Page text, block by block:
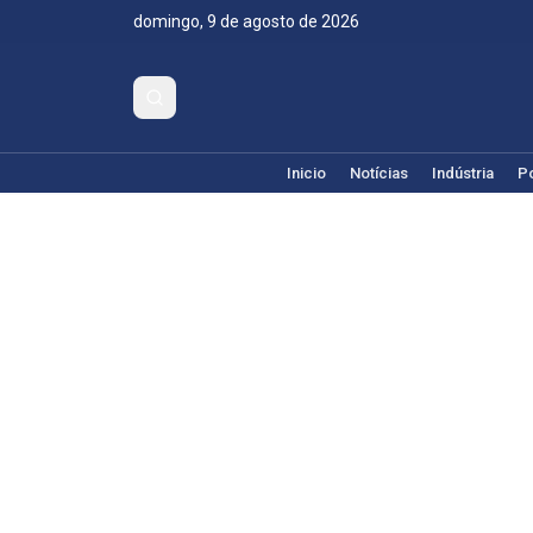
domingo, 9 de agosto de 2026
Inicio Notícias Indústria